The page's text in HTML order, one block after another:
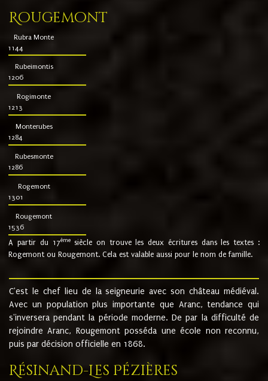
Rougemont
Rubra Monte
1144
Rubeimontis
1206
Rogimonte
1213
Monterubes
1284
Rubesmonte
1286
Rogemont
1301
Rougemont
1536
A partir du 17ème siècle on trouve les deux écritures dans les textes :
Rogemont ou Rougemont. Cela est valable aussi pour le nom de famille.
C'est le chef lieu de la seigneurie avec son château médiéval.
Avec un population plus importante que Aranc, tendance qui
s'inversera pendant la période moderne. De par la difficulté de
rejoindre Aranc, Rougemont posséda une école non reconnu,
puis par décision officielle en 1868.
Résinand-Les Pézières